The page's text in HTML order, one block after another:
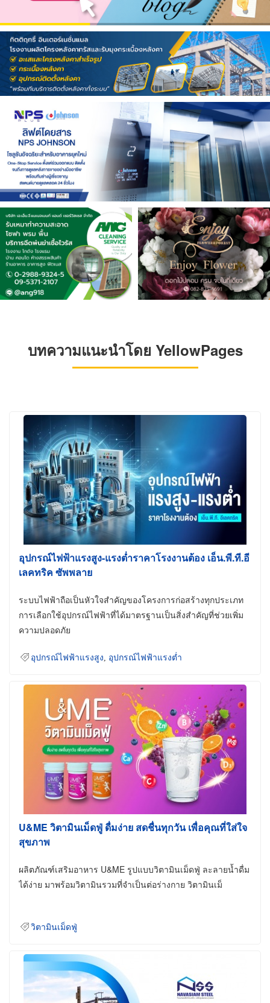
บทความแนะนำโดย YellowPages
อุปกรณ์ไฟฟ้าแรงสูง-แรงต่ำราคาโรงงานต้อง เอ็น.พี.ที.อี
เลคทริค ซัพพลาย
ระบบไฟฟ้าถือเป็นหัวใจสำคัญของโครงการก่อสร้างทุกประเภท
การเลือกใช้อุปกรณ์ไฟฟ้าที่ได้มาตรฐานเป็นสิ่งสำคัญที่ช่วยเพิ่ม
ความปลอดภัย
อุปกรณ์ไฟฟ้าแรงสูง อุปกรณ์ไฟฟ้าแรงต่ำ
U&ME วิตามินเม็ดฟู่ ดื่มง่าย สดชื่นทุกวัน เพื่อคุณที่ใส่ใจ
สุขภาพ
ผลิตภัณฑ์เสริมอาหาร U&ME รูปแบบวิตามินเม็ดฟู่ ละลายน้ำดื่ม
ได้ง่าย มาพร้อมวิตามินรวมที่จำเป็นต่อร่างกาย วิตามินเม็
วิตามินเม็ดฟู่